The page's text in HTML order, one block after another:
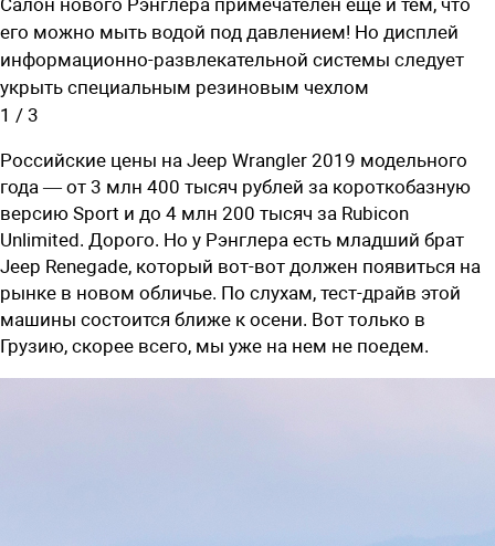
его можно мыть водой под давлением! Но дисплей
информационно-развлекательной системы следует
укрыть специальным резиновым чехлом
1 / 3
Российские цены на Jeep Wrangler 2019 модельного
года — от 3 млн 400 тысяч рублей за короткобазную
версию Sport и до 4 млн 200 тысяч за Rubicon
Unlimited. Дорого. Но у Рэнглера есть младший брат
Jeep Renegade, который вот-вот должен появиться на
рынке в новом обличье. По слухам, тест-драйв этой
машины состоится ближе к осени. Вот только в
Грузию, скорее всего, мы уже на нем не поедем.